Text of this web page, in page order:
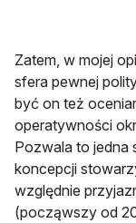
Zatem, w mojej
sfera pewnej
być on też
operatywności
Pozwala to jedna
koncepcji
względnie
(począwszy od